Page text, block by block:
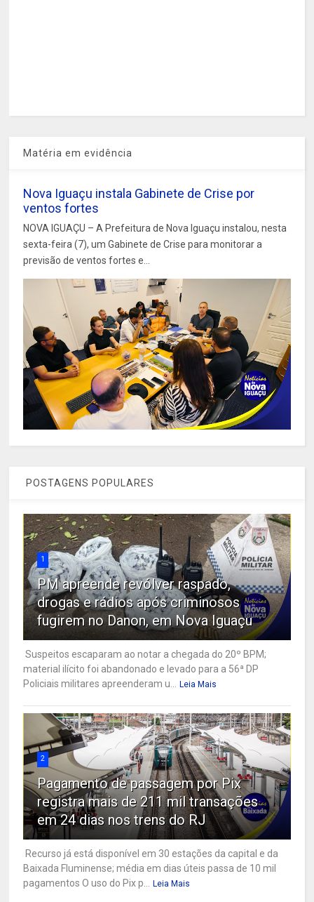
Matéria em evidência
Nova Iguaçu instala Gabinete de Crise por
ventos fortes
NOVA IGUAÇU – A Prefeitura de Nova Iguaçu instalou, nesta
sexta-feira (7), um Gabinete de Crise para monitorar a
previsão de ventos fortes e...
POSTAGENS POPULARES
1
PM apreende revólver raspado,
drogas e rádios após criminosos
fugirem no Danon, em Nova Iguaçu
Suspeitos escaparam ao notar a chegada do 20º BPM;
material ilícito foi abandonado e levado para a 56ª DP
Policiais militares apreenderam u...
Leia Mais
2
Pagamento de passagem por Pix
registra mais de 211 mil transações
em 24 dias nos trens do RJ
Recurso já está disponível em 30 estações da capital e da
Baixada Fluminense; média em dias úteis passa de 10 mil
pagamentos O uso do Pix p...
Leia Mais